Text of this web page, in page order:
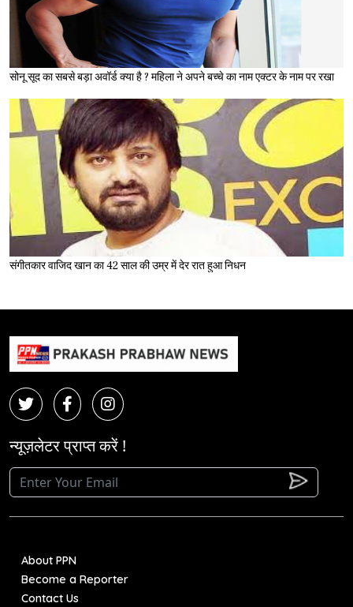
सोनू सूद का सबसे बड़ा अवॉर्ड क्या है ? महिला ने अपने बच्चे का नाम एक्टर के नाम पर रखा
संगीतकार वाजिद खान का 42 साल की उम्र में देर रात हुआ निधन
न्यूज़लेटर प्राप्त करें !
About PPN
Become a Reporter
Contact Us